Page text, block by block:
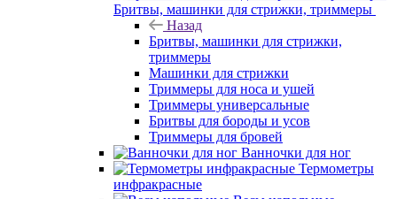
Бритвы, машинки для стрижки, триммеры
Назад
Бритвы, машинки для стрижки,
триммеры
Машинки для стрижки
Триммеры для носа и ушей
Триммеры универсальные
Бритвы для бороды и усов
Триммеры для бровей
Ванночки для ног
Термометры
инфракрасные